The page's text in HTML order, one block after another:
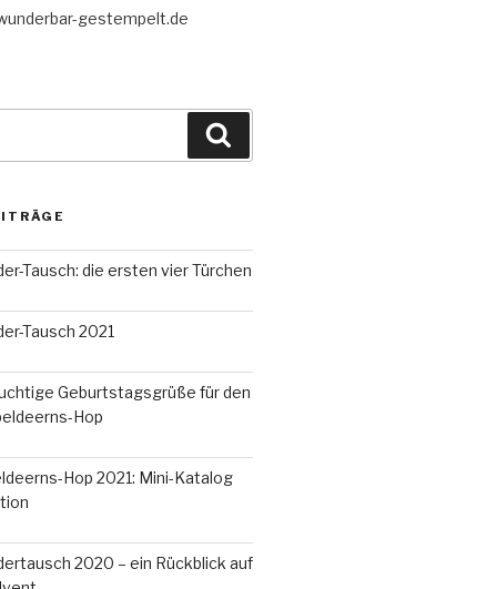
gestempelt.de
Tausch: die ersten vier Türchen
Tausch 2021
Geburtstagsgrüße für den
Hop
Hop 2021: Mini-Katalog
2020 – ein Rückblick auf